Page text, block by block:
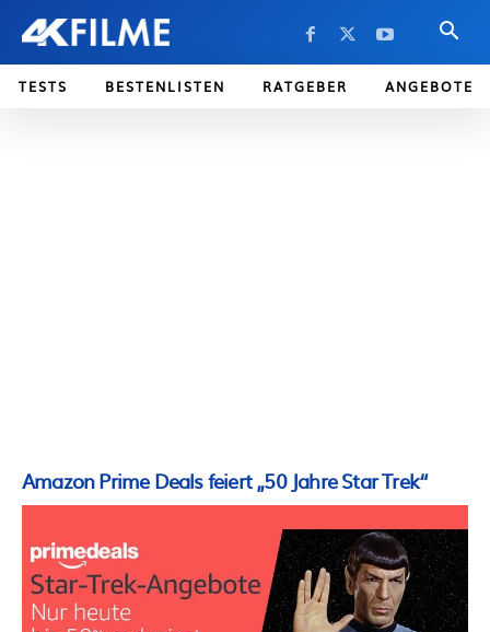
TESTS BESTENLISTEN RATGEBER ANGEBOTE
Amazon Prime Deals feiert „50 Jahre Star Trek“